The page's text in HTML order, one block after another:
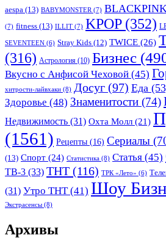
aespa (13) BABYMONSTER (7) BLACKPINK
(7) fitness (13) ILLIT (7) KPOP(352)
SEVENTEEN (6) Stray Kids (12) TWICE (26)
(316) Астрология (10) Бизнес
Вкусно с Анфисой Чеховой (45)
хитрости-лайвхаки (8) Досуг (97) Еда
Здоровье (48) Знаменитости (74)
Недвижимость (31) Охта Молл (21)
(1561) Рецепты (16) Сериалы
(13) Спорт (24) Статистика (8) Статья (45)
ТВ-3 (33) ТНТ (116) ТРК «Лето» (6)
(31) Утро ТНТ(41) Шоу
Экстрасенсы (8)
Архивы